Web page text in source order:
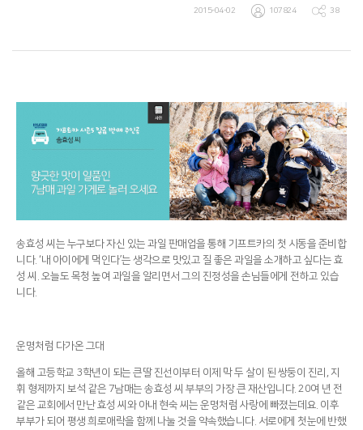
2015-04-02 107824 38
송효성 씨는 누구보다 자신 있는 과일 판매업을 통해 기프트카의 첫 시동을 준비합
니다. ‘내 아이에게 먹인다’는 생각으로 맛있고 질 좋은 과일을 소개하고 싶다는 효
성 씨. 오늘도 목청 높여 과일을 알리면서 그의 진정성을 손님들에게 전하고 있습
니다.
운명처럼 다가온 그대
올해 고등학교 3학년이 되는 큰딸 진선이부터 이제 막 두 살이 된 쌍둥이 진리, 지
휘 형제까지 보석 같은 7남매는 송효성 씨 부부의 가장 큰 재산입니다. 20여 년 전
같은 교회에서 만난 효성 씨와 아내 현숙 씨는 운명처럼 사랑에 빠졌는데요. 이후
부부가 되어 평생 희로애락을 함께 나눌 것을 약속했습니다. 서로에게 첫눈에 반했